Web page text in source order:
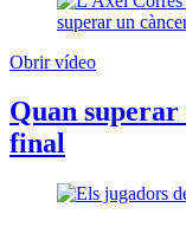
Obrir vídeo
Quan
final